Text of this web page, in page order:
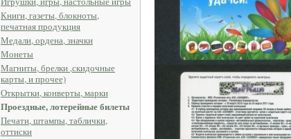
Книги, газеты, блокноты,
печатная продукция
Медали, ордена, значки
Монеты
Магниты, брелки ,скидочные
карты, и прочее)
Открытки, конверты, марки
Проездные, лотерейные билеты
Печати, штампы, таблички,
оттиски